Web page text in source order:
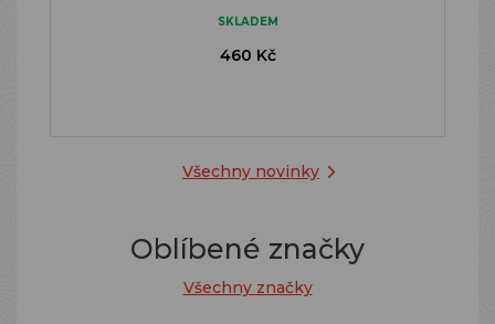
Všechny novinky
SKLADEM
460 Kč
Oblíbené značky
Všechny značky